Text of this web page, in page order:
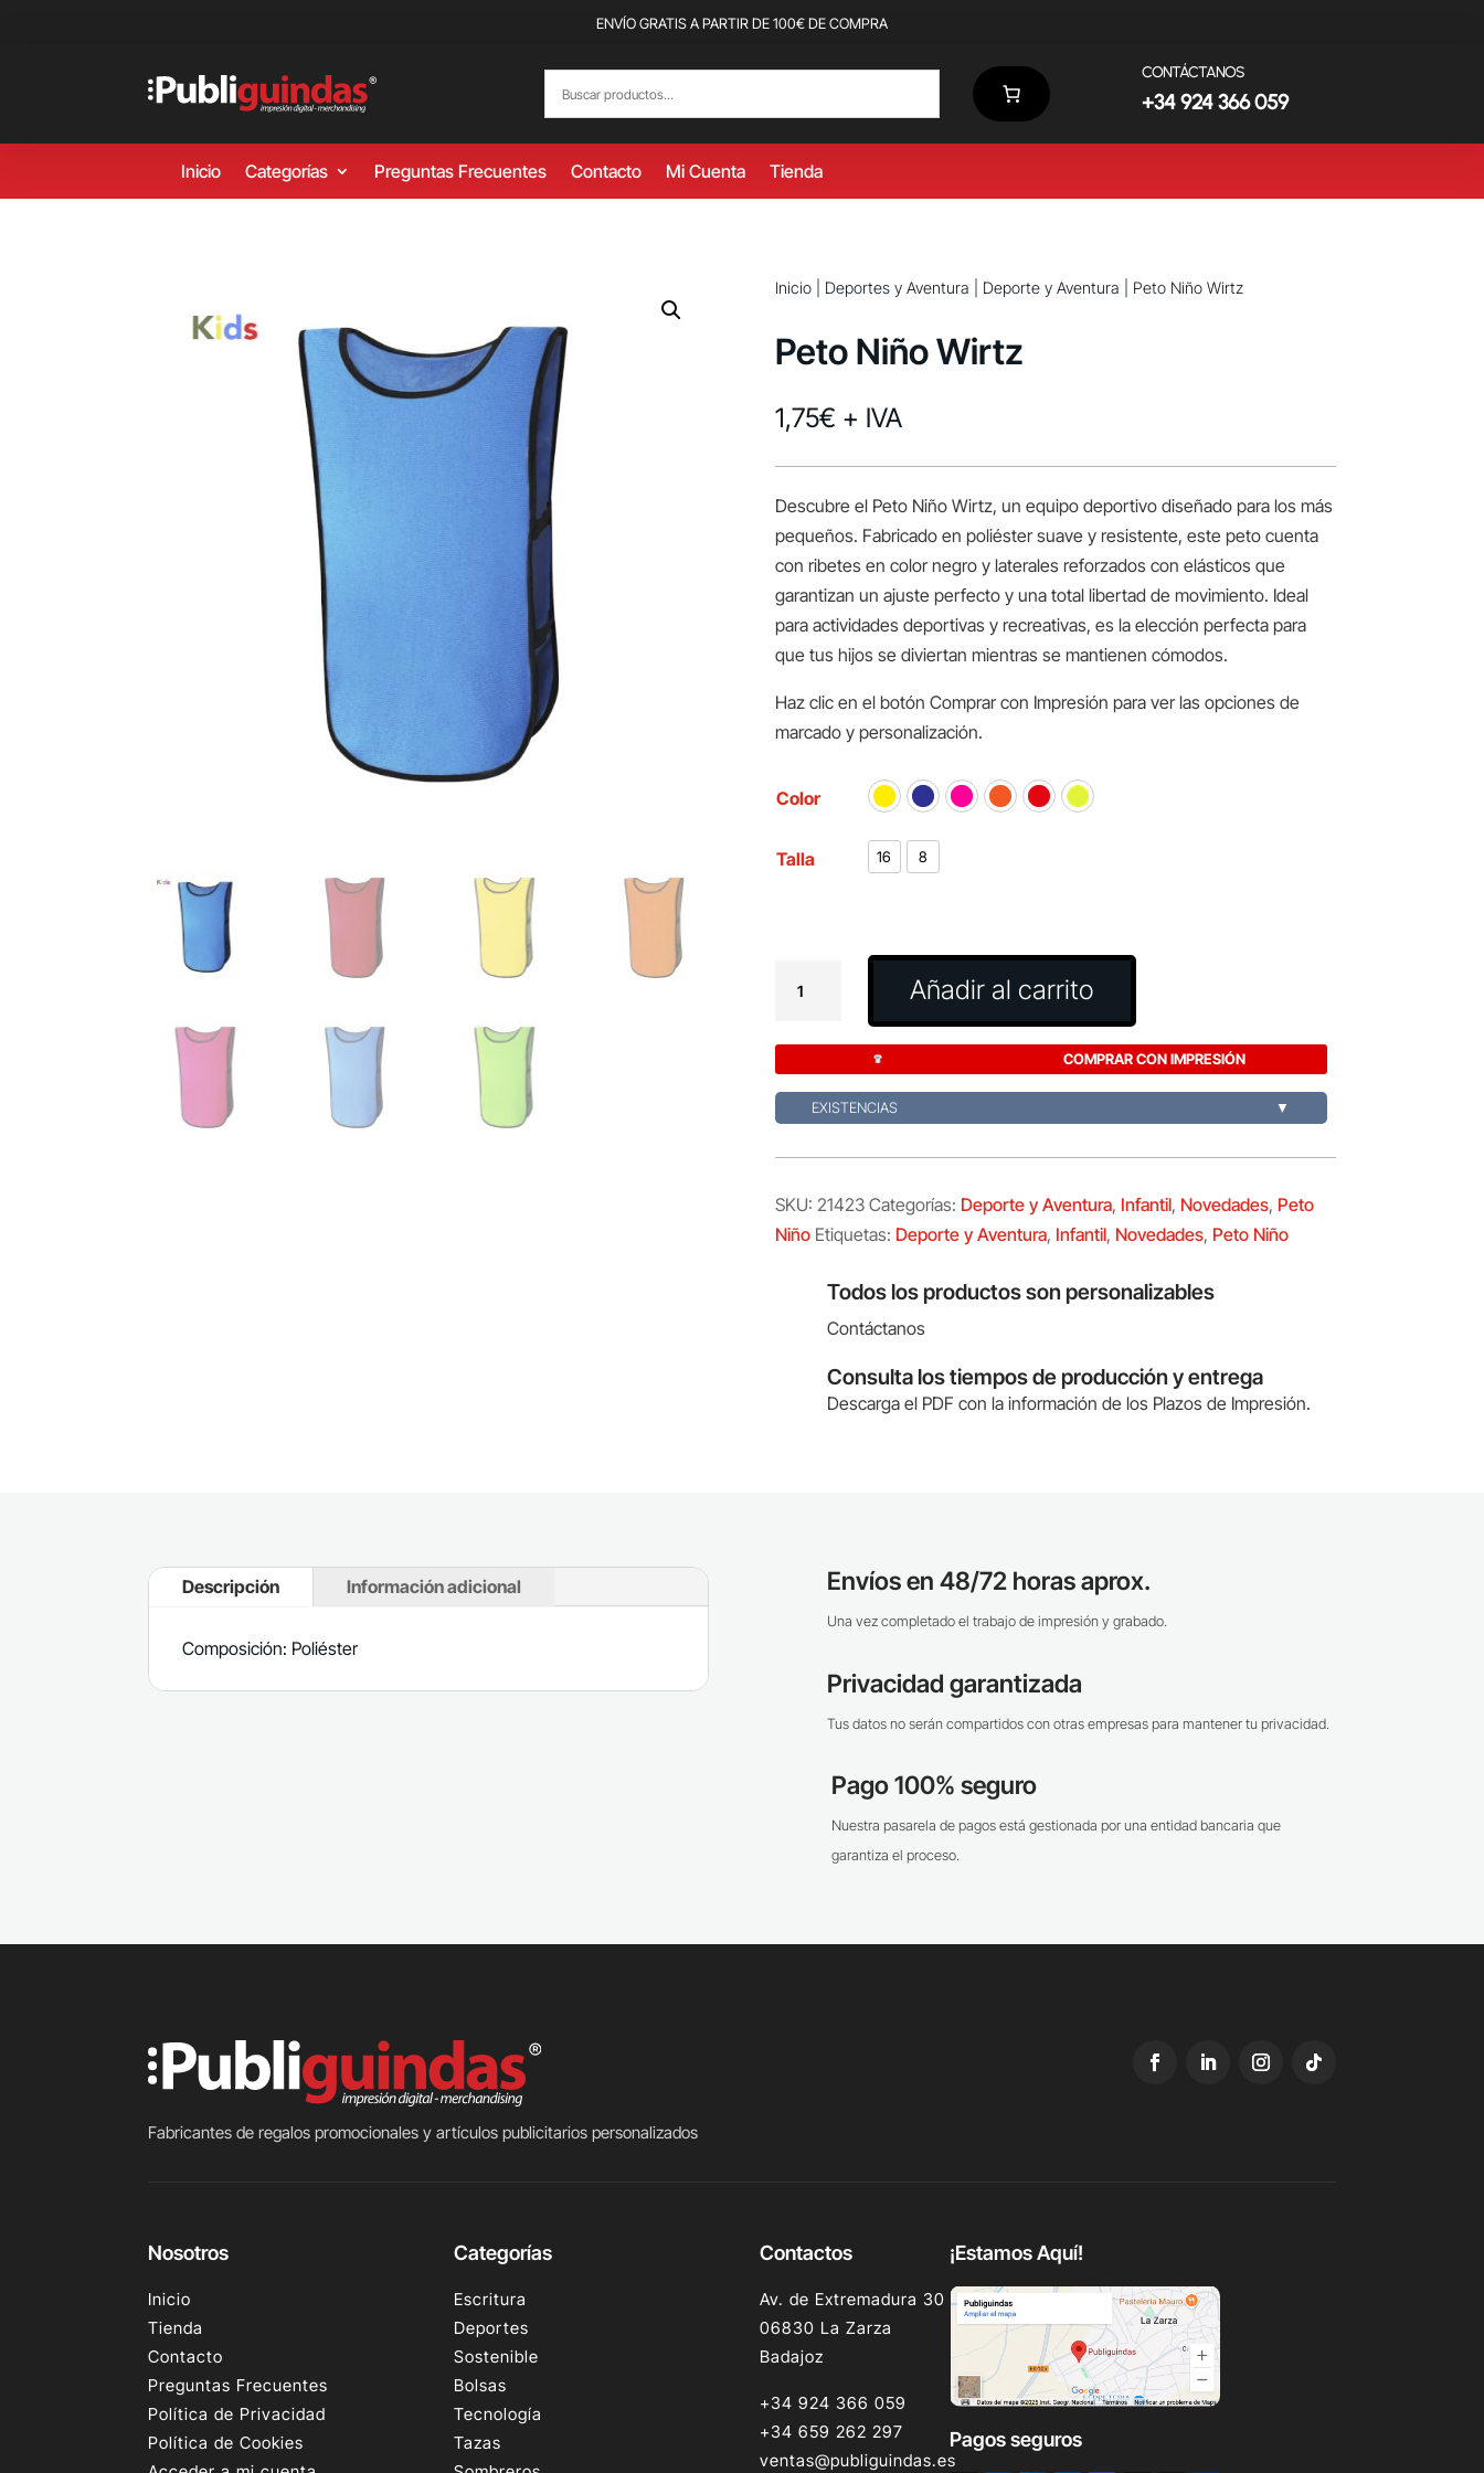
ENVÍO GRATIS A PARTIR DE 100€ DE COMPRA
CONTÁCTANOS
+34 924 366 059
Inicio Categorías Preguntas Frecuentes Contacto Mi Cuenta Tienda
Inicio| Deportes y Aventura Deporte y Aventura | Peto Niño Wirtz
Peto Niño Wirtz
1,75€ + IVA
Descubre el Peto Niño Wirtz, un equipo deportivo diseñado para los más
pequeños. Fabricado en poliéster suave y resistente, este peto cuenta
con ribetes en color negro y laterales reforzados con elásticos que
garantizan un ajuste perfecto y una total libertad de movimiento. Ideal
para actividades deportivas y recreativas, es la elección perfecta para
que tus hijos se diviertan mientras se mantienen cómodos.
Haz clic en el botón Comprar con Impresión para ver las opciones de
marcado y personalización.
Color
Talla 16 8
Niño
Añadir al carrito
COMPRAR CON IMPRESIÓN
EXISTENCIAS ▼
SKU: 21423 Categorías: Deporte y Aventura, Infantil, Novedades, Peto
Niño Etiquetas: Deporte y Aventura, Infantil, Novedades, Peto Niño
Todos los productos son personalizables
Contáctanos
Consulta los tiempos de producción y entrega
Descarga el PDF con la información de los Plazos de Impresión.
Descripción Información adicional
Composición: Poliéster
Envíos en 48/72 horas aprox.
Una vez completado el trabajo de impresión y grabado.
Privacidad garantizada
Tus datos no serán compartidos con otras empresas para mantener tu privacidad.
Pago 100% seguro
Nuestra pasarela de pagos está gestionada por una entidad bancaria que
garantiza el proceso.
Fabricantes de regalos promocionales y artículos publicitarios personalizados
Nosotros
Inicio
Tienda
Contacto
Preguntas Frecuentes
Política de Privacidad
Política de Cookies
Categorías
Escritura
Deportes
Sostenible
Bolsas
Tecnología
Tazas
Contactos
Av. de Extremadura 30
06830 La Zarza
Badajoz
+34 924 366 059
+34 659 262 297
ventas@publiguindas.es
¡Estamos Aquí!
Pagos seguros